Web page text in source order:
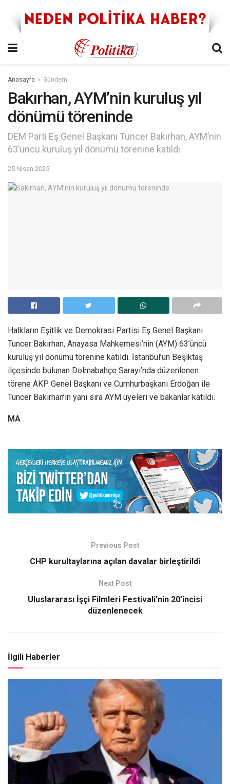
Anasayfa Gündem
Bakırhan, AYM’nin kuruluş yıl
dönümü töreninde
DEM Parti Eş Genel Başkanı Tuncer Bakırhan, AYM’nin
63’üncü kuruluş yıl dönümü törenine katıldı.
25 Nisan 2025
Halkların Eşitlik ve Demokrasi Partisi Eş Genel Başkanı
Tuncer Bakırhan, Anayasa Mahkemesi’nin (AYM) 63’üncü
kuruluş yıl dönümü törenine katıldı. İstanbul’un Beşiktaş
ilçesinde bulunan Dolmabahçe Sarayı’nda düzenlenen
törene AKP Genel Başkanı ve Cumhurbaşkanı Erdoğan ile
Tuncer Bakırhan’ın yanı sıra AYM üyeleri ve bakanlar katıldı.
MA
Previous Post
CHP kurultaylarına açılan davalar birleştirildi
Next Post
Uluslararası İşçi Filmleri Festivali’nin 20’incisi
düzenlenecek
İlgili Haberler